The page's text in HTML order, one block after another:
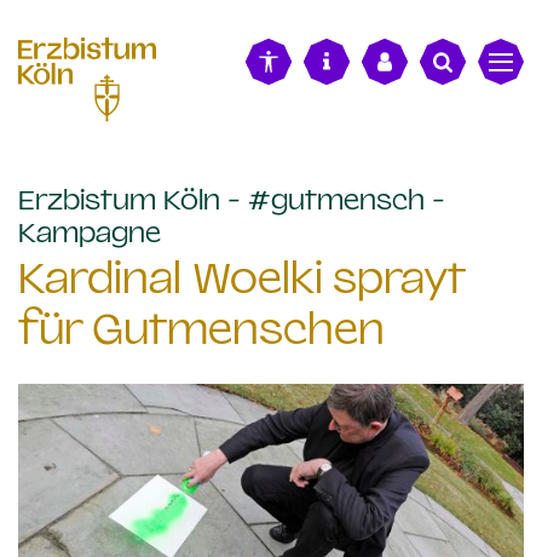
Erzbistum Köln - #gutmensch -
Kampagne:
Kardinal Woelki sprayt
für Gutmenschen